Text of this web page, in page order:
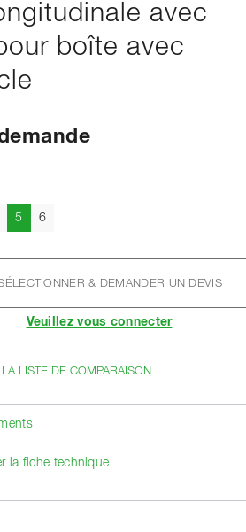
avec
boîte avec
5 Actuel
6
& DEMANDER UN DEVIS
Veuillez vous connecter
LISTE DE COMPARAISON
la fiche technique